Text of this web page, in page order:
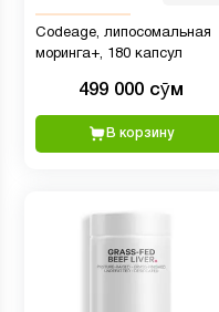
Codeage, липосомальная
моринга+, 180 капсул
499 000 сӯм
В корзину